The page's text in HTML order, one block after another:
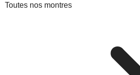
Toutes nos montres